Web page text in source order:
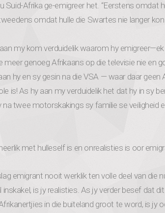
Afrika ge-emigreer het. “Eerstens omdat
omdat hulle die Swartes nie langer kon
my kom verduidelik waarom hy
meer genoeg Afrikaans op die televisie nie en
hy en sy gesin na die VSA — waar daar geen
is! As hy aan my verduidelik het dat hy in sy
na twee motorskakings sy familie se veiligheid
met hulleself is en onrealisties is oor
emigrant nooit werklik ten volle deel van die
is jy realisties. As jy verder besef dat
in die buiteland groot te word, is jy